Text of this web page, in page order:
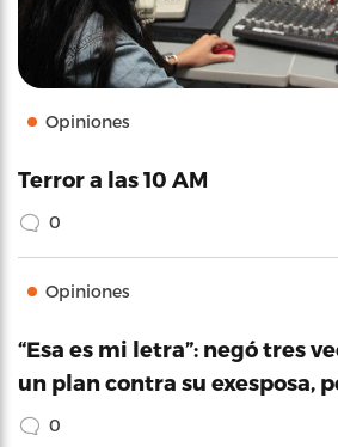
Opiniones
Terror a las 10 AM
0
Opiniones
“Esa es mi letra”: negó tres
un plan contra su exesposa,
0